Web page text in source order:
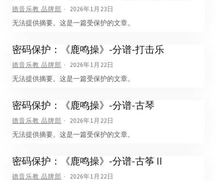
德音乐教 品牌部 2026年1月23日
无法提供摘要。这是一篇受保护的文章。
密码保护：《鹿鸣操》-分谱-打击乐
德音乐教 品牌部 2026年1月22日
无法提供摘要。这是一篇受保护的文章。
密码保护：《鹿鸣操》-分谱-古琴
德音乐教 品牌部 2026年1月22日
无法提供摘要。这是一篇受保护的文章。
密码保护：《鹿鸣操》-分谱-古筝Ⅱ
德音乐教 品牌部 2026年1月22日